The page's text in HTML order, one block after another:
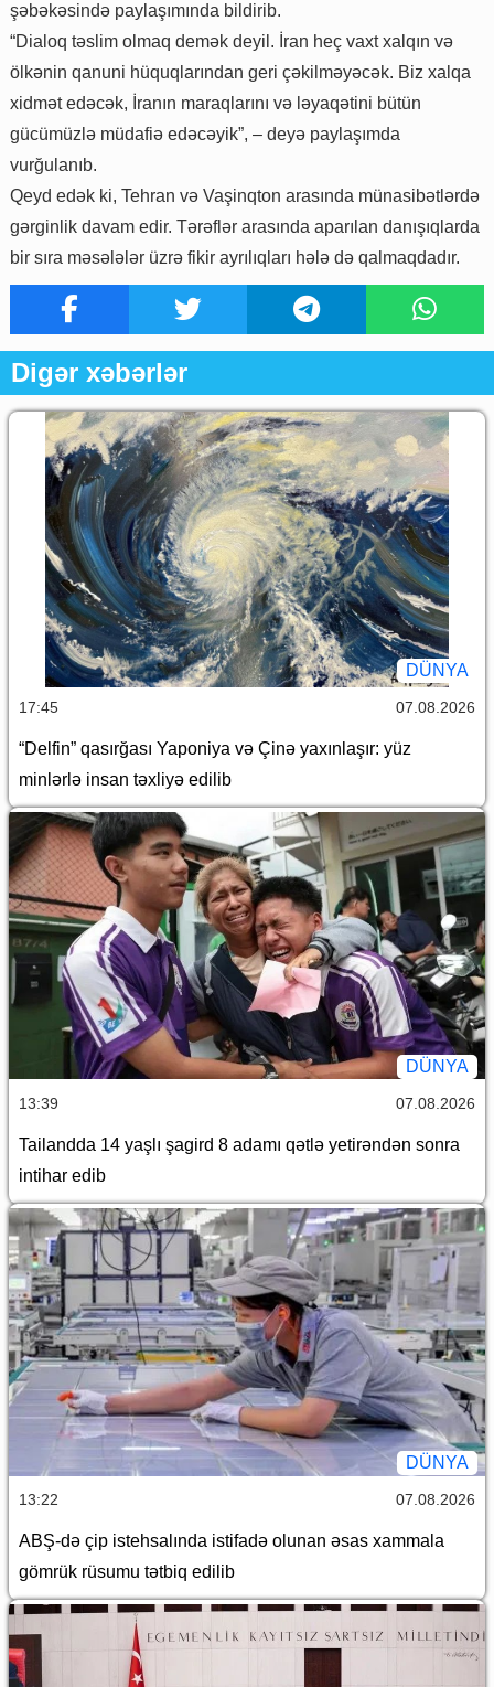
şəbəkəsində paylaşımında bildirib.
“Dialoq təslim olmaq demək deyil. İran heç vaxt xalqın və
ölkənin qanuni hüquqlarından geri çəkilməyəcək. Biz xalqa
xidmət edəcək, İranın maraqlarını və ləyaqətini bütün
gücümüzlə müdafiə edəcəyik”, – deyə paylaşımda
vurğulanıb.
Qeyd edək ki, Tehran və Vaşinqton arasında münasibətlərdə
gərginlik davam edir. Tərəflər arasında aparılan danışıqlarda
bir sıra məsələlər üzrə fikir ayrılıqları hələ də qalmaqdadır.
Digər xəbərlər
DÜNYA
17:45 07.08.2026
“Delfin” qasırğası Yaponiya və Çinə yaxınlaşır: yüz
minlərlə insan təxliyə edilib
DÜNYA
13:39 07.08.2026
Tailandda 14 yaşlı şagird 8 adamı qətlə yetirəndən sonra
intihar edib
DÜNYA
13:22 07.08.2026
ABŞ-də çip istehsalında istifadə olunan əsas xammala
gömrük rüsumu tətbiq edilib